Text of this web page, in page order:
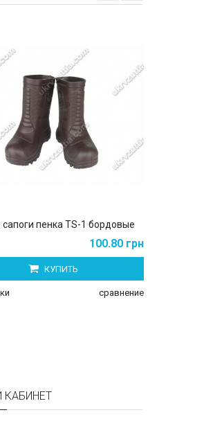
сапоги пенка TS-1 бордовые
100.80 грн
КУПИТЬ
сравнение
КАБИНЕТ